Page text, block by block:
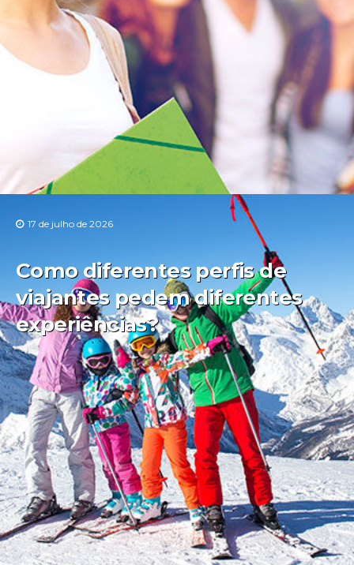
17 de julho de 2026
Como diferentes perfis de
viajantes pedem diferentes
experiências?